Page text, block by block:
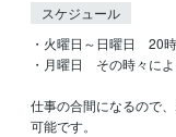
スケジュール
・火曜日～日曜日　20
・月曜日　その時々に
仕事の合間になるので
可能です。